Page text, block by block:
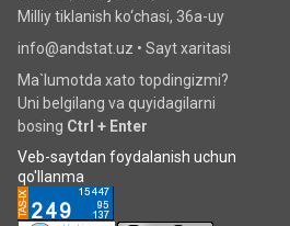
Milliy tiklanish ko‘chаsi, 36a-uy
info@andstat.uz • Sayt xaritasi
Ma`lumotda xato topdingizmi?
Uni belgilang va quyidagilarni
bosing Ctrl + Enter
Veb-saytdan foydalanish uchun
qo'llanma